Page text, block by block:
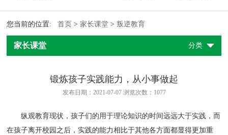
您当前的位置:首页 >家长课堂 >叛逆教育
家长课堂 分类
锻炼孩子实践能力，从小事做起
发布日期：2021-07-07 浏览次数： 1077
纵观教育现状，孩子们的用于理论知识的时间远远大于实践，而
在孩子离开校园之后，实践的能力相比于其他各方面都显得更加重